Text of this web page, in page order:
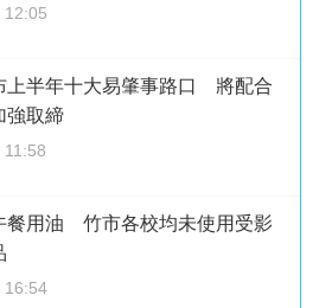
12:05
上半年十大易肇事路口 將配合
強取締
餐用油 竹市各校均未使用受影
16:54